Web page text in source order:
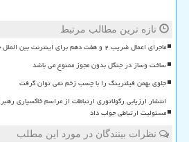
تازه ترین مطالب مرتبط
ماجرای اعمال ضریب ۲ و هفت دهم برای اینترنت بین الملل چیست؟
ساخت وساز در جنگل بدون مجوز ممنوع می باشد
جلوی بهمن فیلترینگ را با چسب زخم نمی توان گرفت
انتشار ارزیابی رگولاتوری ارتباطات از مراسم خاکسپاری
مسئولیت ارتباطی جواب داد
نظرات بینندگان در مورد این مطلب